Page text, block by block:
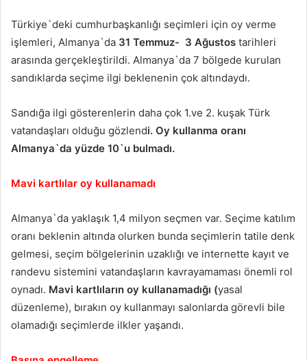
Türkiye`deki cumhurbaşkanlığı seçimleri için oy verme
işlemleri, Almanya`da 31 Temmuz- 3 Ağustos tarihleri
arasında gerçekleştirildi. Almanya`da 7 bölgede kurulan
sandıklarda seçime ilgi beklenenin çok altındaydı.
Sandığa ilgi gösterenlerin daha çok 1.ve 2. kuşak Türk
vatandaşları olduğu gözlendi. Oy kullanma oranı
Almanya`da yüzde 10`u bulmadı.
Mavi kartlılar oy kullanamadı
Almanya`da yaklaşık 1,4 milyon seçmen var. Seçime katılım
oranı beklenin altında olurken bunda seçimlerin tatile denk
gelmesi, seçim bölgelerinin uzaklığı ve internette kayıt ve
randevu sistemini vatandaşların kavrayamaması önemli rol
oynadı. Mavi kartlıların oy kullanamadığı (yasal
düzenleme), bırakın oy kullanmayı salonlarda görevli bile
olamadığı seçimlerde ilkler yaşandı.